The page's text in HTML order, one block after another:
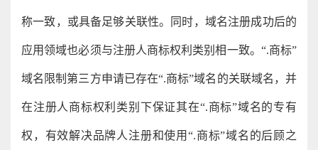
称一致，或具备足够关联性。同时，域名注册成功后的
应用领域也必须与注册人商标权利类别相一致。“.商标”
域名限制第三方申请已存在“.商标”域名的关联域名，并
在注册人商标权利类别下保证其在“.商标”域名的专有
权，有效解决品牌人注册和使用“.商标”域名的后顾之